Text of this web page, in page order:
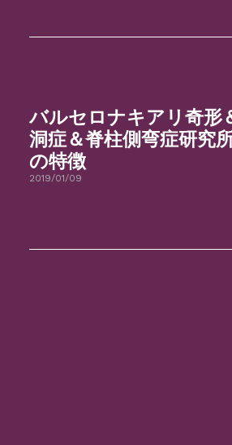
バルセロナキアリ奇形
洞症＆脊柱側弯症研究
の特徴
2019/01/09